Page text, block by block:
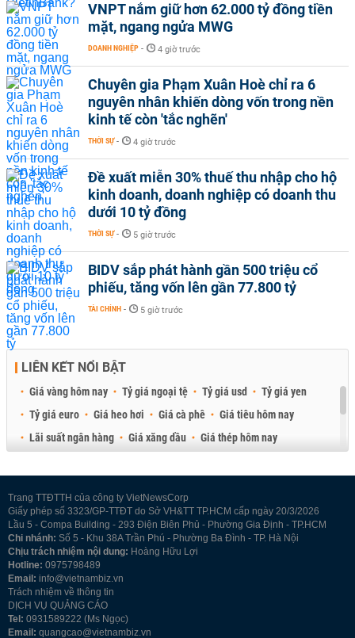
VNPT nắm giữ hơn 62.000 tỷ đồng tiền
mặt, ngang ngửa MWG
DOANH NGHIỆP - 4 giờ trước
Chuyên gia Phạm Xuân Hoè chỉ ra 6
nguyên nhân khiến dòng vốn trong nền
kinh tế còn 'tắc nghẽn'
THỜI SỰ - 4 giờ trước
Đề xuất miễn 30% thuế thu nhập cho hộ
kinh doanh, doanh nghiệp có doanh thu
dưới 10 tỷ đồng
THỜI SỰ - 5 giờ trước
BIDV sắp phát hành gần 500 triệu cổ
phiếu, tăng vốn lên gần 77.800 tỷ
TÀI CHÍNH - 5 giờ trước
LIÊN KẾT NỔI BẬT
Giá vàng hôm nay Tỷ giá ngoại tệ Tỷ giá usd
Tỷ giá yen
Tỷ giá euro
Giá heo hơi Giá cà phê
Giá tiêu hôm nay
Lãi suất ngân hàng
Giá xăng dầu
Giá thép hôm nay
Trang TTĐTTH của công ty VietNewsCorp
Giấy phép số 3323/GP-TTĐT do Sở VH&TT TP.HCM cấp ngày 20/3/2026
Lầu 5 - Compa Building - 293 Điện Biên Phủ - Phường Gia Định - TP.HCM
Chi nhánh: Số 5 - Khu 38A Trần Phú - Phường Ba Đình - TP. Hà Nội
Chịu trách nhiệm nội dung: Hoàng Hữu Lợi
Hotline: 0975798489
Email: info@vietnambiz.vn
Trách nhiệm về thông tin
DỊCH VỤ QUẢNG CÁO
Tel: 0931589222 (Ms Ngọc)
Email: quangcao@vietnambiz.vn